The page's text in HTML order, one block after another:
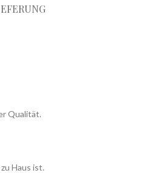
Qualität.
Haus ist.